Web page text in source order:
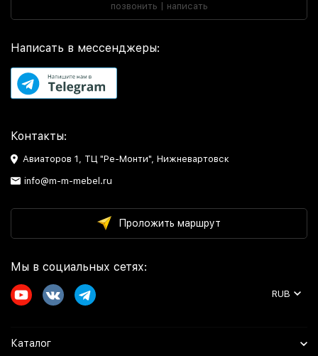
позвонить | написать
Написать в мессенджеры:
Контакты:
Авиаторов 1, ТЦ "Ре-Монти", Нижневартовск
info@m-m-mebel.ru
Проложить маршрут
Мы в социальных сетях:
RUB
Каталог